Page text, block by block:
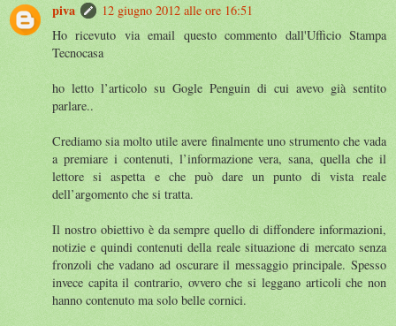
piva
12 giugno 2012 alle ore 16:51
Ho ricevuto via email questo commento dall'Ufficio Stampa
Tecnocasa
ho letto l’articolo su Gogle Penguin di cui avevo già sentito
parlare..
Crediamo sia molto utile avere finalmente uno strumento che vada
a premiare i contenuti, l’informazione vera, sana, quella che il
lettore si aspetta e che può dare un punto di vista reale
dell’argomento che si tratta.
Il nostro obiettivo è da sempre quello di diffondere informazioni,
notizie e quindi contenuti della reale situazione di mercato senza
fronzoli che vadano ad oscurare il messaggio principale. Spesso
invece capita il contrario, ovvero che si leggano articoli che non
hanno contenuto ma solo belle cornici.